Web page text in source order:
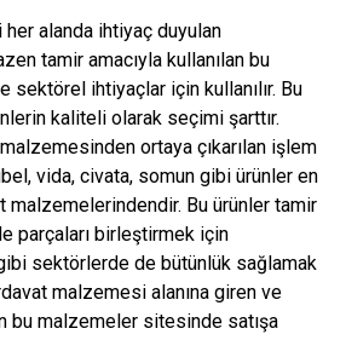
alanda ihtiyaç duyulan
tamir amacıyla kullanılan bu
sektörel ihtiyaçlar için kullanılır. Bu
kaliteli olarak seçimi şarttır.
ortaya çıkarılan işlem
vida, civata, somun gibi ürünler en
malzemelerindendir. Bu ürünler tamir
parçaları birleştirmek için
sektörlerde de bütünlük sağlamak
malzemesi alanına giren ve
bu malzemeler sitesinde satışa